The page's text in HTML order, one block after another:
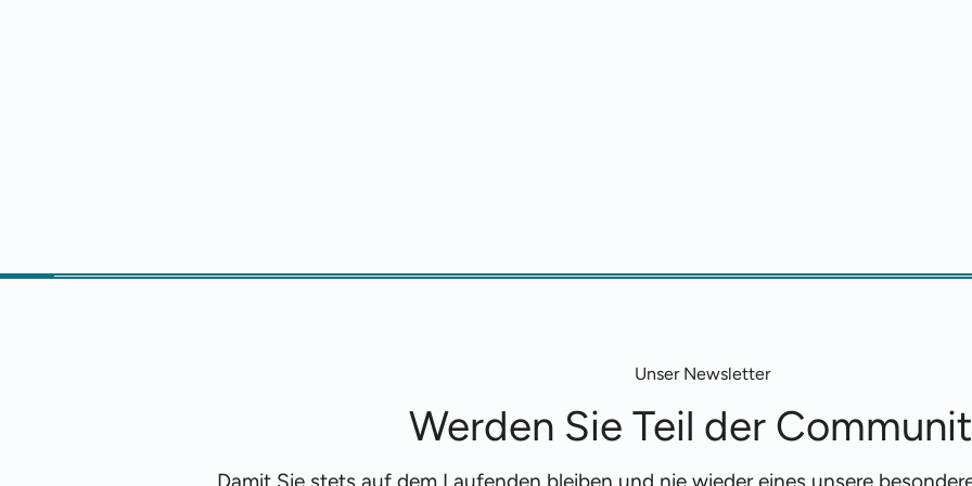
Unser Newsletter
Werden Sie Teil der
Damit Sie stets auf dem Laufenden bleiben und nie wieder eines unsere